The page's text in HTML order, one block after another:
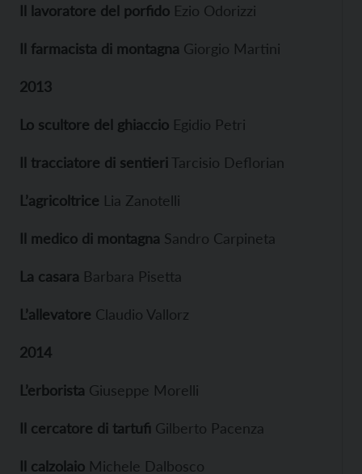
Il lavoratore del porfido Ezio Odorizzi
Il farmacista di montagna Giorgio Martini
2013
Lo scultore del ghiaccio Egidio Petri
Il tracciatore di sentieri Tarcisio Deflorian
L’agricoltrice Lia Zanotelli
Il medico di montagna Sandro Carpineta
La casara Barbara Pisetta
L’allevatore Claudio Vallorz
2014
L’erborista Giuseppe Morelli
Il cercatore di tartufi Gilberto Pacenza
Il calzolaio Michele Dalbosco